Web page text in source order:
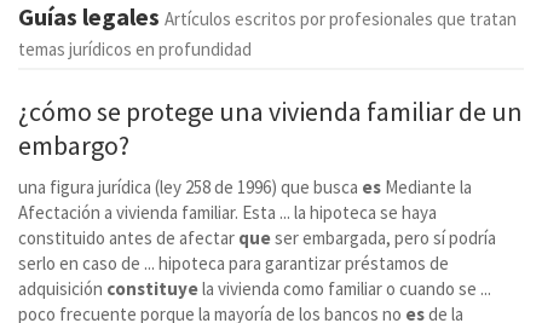
Guías legales Artículos escritos por profesionales que tratan
temas jurídicos en profundidad
¿cómo se protege una vivienda familiar de un
embargo?
una figura jurídica (ley 258 de 1996) que busca es Mediante la
Afectación a vivienda familiar. Esta ... la hipoteca se haya
constituido antes de afectar queser embargada, pero sí podría
serlo en caso de ... hipoteca para garantizar préstamos de
adquisición constituyela vivienda como familiar o cuando se ...
poco frecuente porque la mayoría de los bancos no esde la